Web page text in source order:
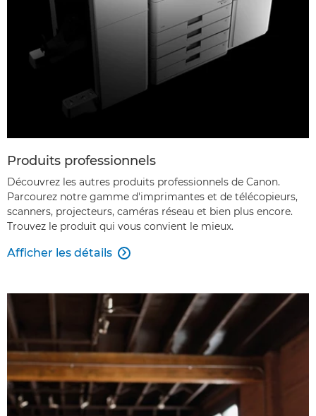
Produits professionnels
Découvrez les autres produits professionnels de Canon.
Parcourez notre gamme d'imprimantes et de télécopieurs,
scanners, projecteurs, caméras réseau et bien plus encore.
Trouvez le produit qui vous convient le mieux.
Afficher les détails 